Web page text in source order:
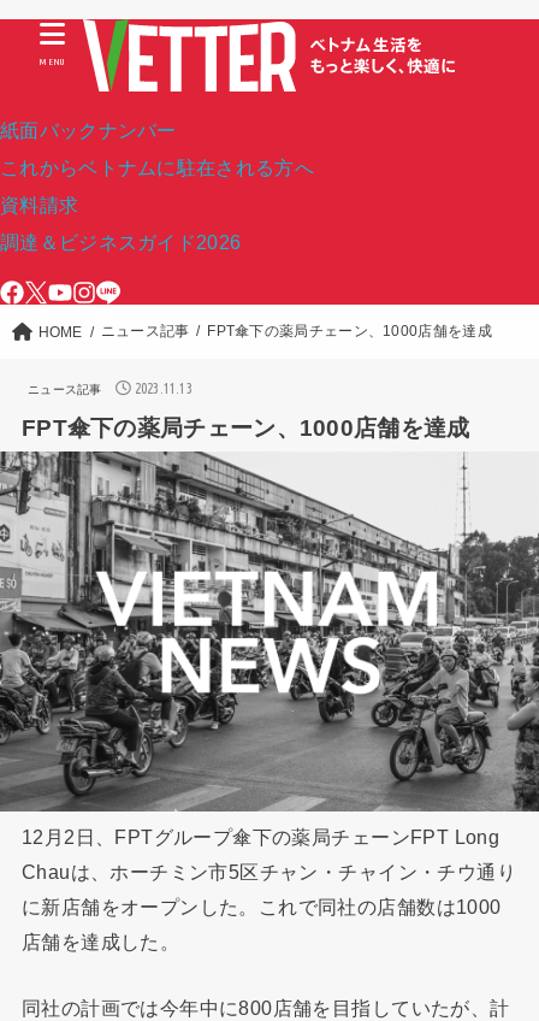
紙面バックナンバー
これからベトナムに駐在される方へ
資料請求
調達＆ビジネスガイド2026
MENU
HOME ニュース記事 FPT傘下の薬局チェーン、1000店舗を達成
ニュース記事 2023.11.13
FPT傘下の薬局チェーン、1000店舗を達成
12月2日、FPTグループ傘下の薬局チェーンFPT Long
Chauは、ホーチミン市5区チャン・チャイン・チウ通り
に新店舗をオープンした。これで同社の店舗数は1000
店舗を達成した。
同社の計画では今年中に800店舗を目指していたが、計